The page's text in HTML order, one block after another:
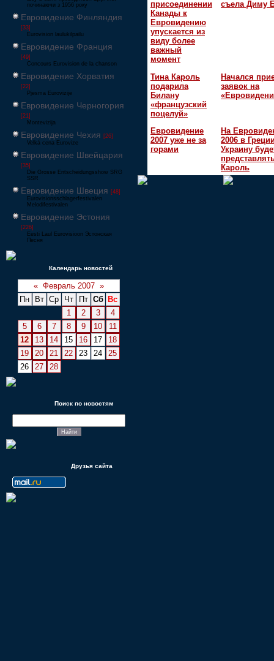
починаючи з 1956 року
Евровидение Финляндия
[33]
Eurovision laulukilpailu
Евровидение Франция
[49]
Concours Eurovision de la chanson
Евровидение Хорватия
[22]
Pjesma Eurovizije
Евровидение Черногория
[21]
Montevizija
Евровидение Чехия [26]
Velká cena Eurovize
Евровидение Швейцария
[35]
Die Grosse Entscheidungsshow SRG
SSR
Евровидение Швеция [48]
Eurovisionsschlagerfestivalen
Melodifestivalen
Евровидение Эстония
[226]
Eesti Laul Eurovisioon Эстонская
Песня
Календарь новостей
« Февраль 2007 »
Пн
Вт Ср Чт Пт Сб
Вс
1
2 3
4
5
6 7 8 9 10
11
12
13 14 15 16 17
18
19
20 21 22 23 24
25
26
27 28
Поиск по новостям
Друзья сайта
присоединении
Канады к
Евровидению
упускается из
виду более
важный
момент
съела Диму
Тина Кароль
подарила
Билану
«французский
поцелуй»
Начался
заявок на
Евровидение
2007 уже не за
горами
На
2006 в
Украину
Кароль